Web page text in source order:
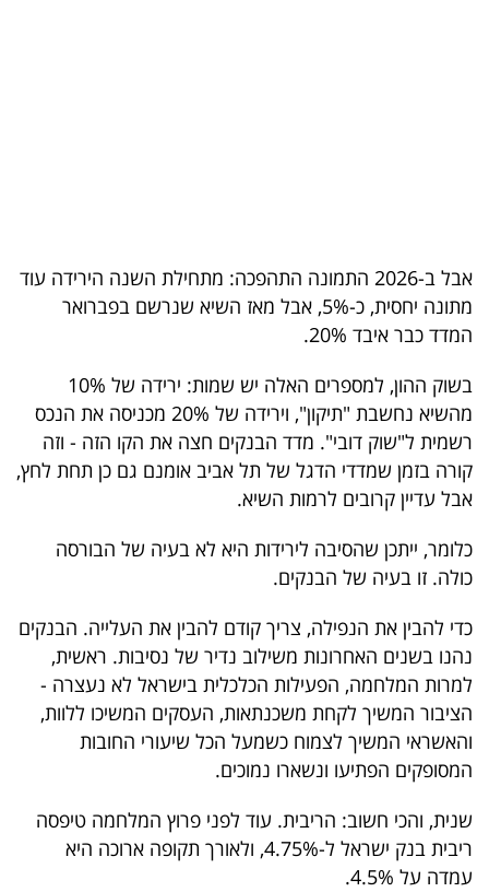
הכלכלי
פודקאסט
40
UNDER
40
שיתופי
פעולה
דרושים
ניוזלטרים
מייל
אדום
אבל ב-2026 התמונה התהפכה: מתחילת השנה הירידה עוד
מתונה יחסית, כ-5%, אבל מאז השיא שנרשם בפברואר
המדד כבר איבד 20%.
בשוק ההון, למספרים האלה יש שמות: ירידה של 10%
מהשיא נחשבת "תיקון", וירידה של 20% מכניסה את הנכס
רשמית ל"שוק דובי". מדד הבנקים חצה את הקו הזה - וזה
קורה בזמן שמדדי הדגל של תל אביב אומנם גם כן תחת לחץ,
אבל עדיין קרובים לרמות השיא.
כלומר, ייתכן שהסיבה לירידות היא לא בעיה של הבורסה
כולה. זו בעיה של הבנקים.
כדי להבין את הנפילה, צריך קודם להבין את העלייה. הבנקים
נהנו בשנים האחרונות משילוב נדיר של נסיבות. ראשית,
למרות המלחמה, הפעילות הכלכלית בישראל לא נעצרה -
הציבור המשיך לקחת משכנתאות, העסקים המשיכו ללוות,
והאשראי המשיך לצמוח כשמעל הכל שיעורי החובות
המסופקים הפתיעו ונשארו נמוכים.
שנית, והכי חשוב: הריבית. עוד לפני פרוץ המלחמה טיפסה
ריבית בנק ישראל ל-4.75%, ולאורך תקופה ארוכה היא
עמדה על 4.5%.